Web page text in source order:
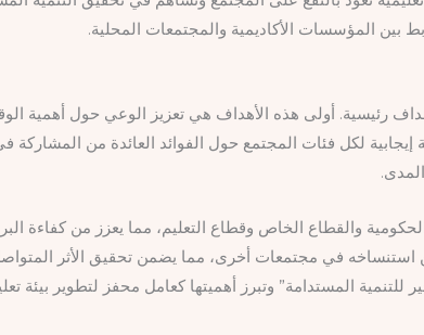
بين المؤسسات الأكاديمية والمجتمعات المحلية.
رئيسية. أولى هذه الأهداف هي تعزيز الوعي حول أهمية
لكل فئات المجتمع حول الفوائد العائدة من
والقطاع الخاص وقطاع التعليم، مما يعزز من كفاءة
في مجتمعات أخرى، مما يضمن تحقيق الأثر
المستدامة” وتبرز أهميتها كعامل محفز لتطوير بيئة